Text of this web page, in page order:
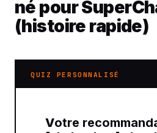
né pour
(histoire rapide)
QUIZ PERSONNALISÉ
Votre recommandation sur